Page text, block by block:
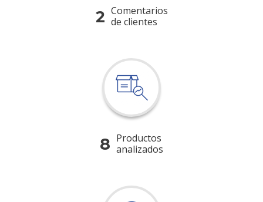
2 Comentarios
de clientes
8 Productos
analizados